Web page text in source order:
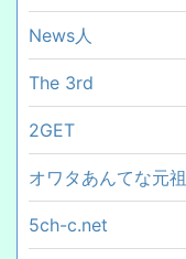
News人
The 3rd
2GET
オワタあんてな元祖
5ch-c.net